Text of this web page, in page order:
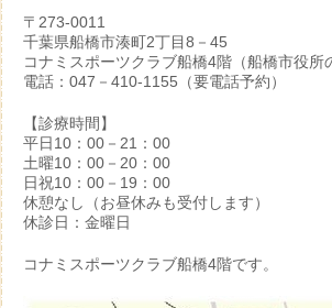
〒273-0011
千葉県船橋市湊町2丁目8－45
コナミスポーツクラブ船橋4階（船橋市役所
電話：047－410-1155（要電話予約）
【診療時間】
平日10：00－21：00
土曜10：00－20：00
日祝10：00－19：00
休憩なし（お昼休みも受付します）
休診日：金曜日
コナミスポーツクラブ船橋4階です。